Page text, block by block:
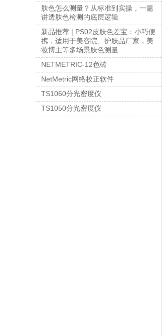
肤色怎么测量？从标准到实操，一篇
讲透肤色检测的底层逻辑
新品推荐 | PS02皮肤色差宝：小巧便
携，适用于美容院、护肤品厂家，美
妆博主等多场景肤色测量
NETMETRIC-12色砖
NetMetric网络校正软件
TS1060分光密度仪
TS1050分光密度仪